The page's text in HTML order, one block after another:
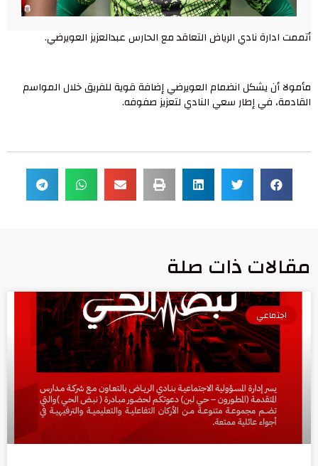
أتممت ادارة نادي الرياض التعاقد مع الحارس عبدالعزيز العويرضي.
مأمولا أن يشكل انضمام العويرضي إضافة قوية للفريق خلال المواسم
القادمة، في إطار سعي النادي لتعزيز صفوفه.
مقالات ذات صلة
اجتماعي